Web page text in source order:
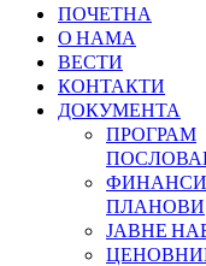
ПОЧЕТНА
О НАМА
ВЕСТИ
КОНТАКТИ
ДОКУМЕНТА
ПРОГРАМ
ПЛАНОВИ
ЈАВНЕ